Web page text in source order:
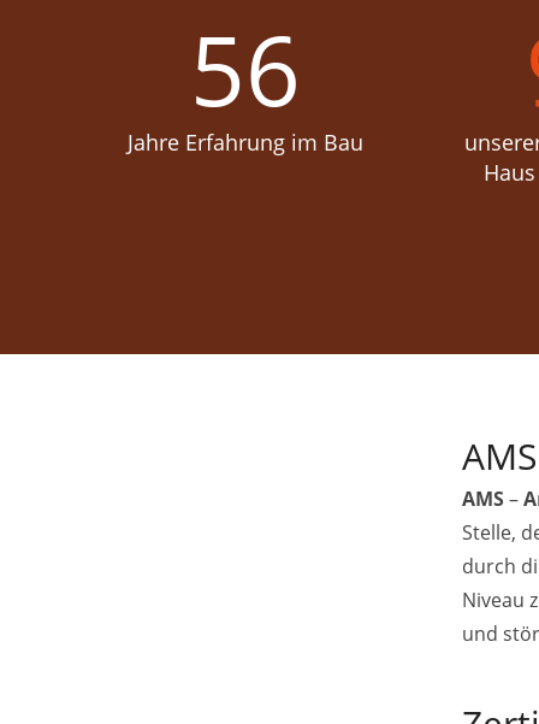
56
Jahre Erfahrung im Bau
AMS–A
Stelle,
durch
Niveau
und